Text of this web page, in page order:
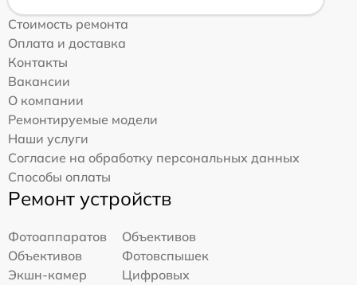
Стоимость ремонта
Оплата и доставка
Контакты
Вакансии
О компании
Ремонтируемые модели
Наши услуги
Согласие на обработку персональных данных
Способы оплаты
Ремонт устройств
Фотоаппаратов
Объективов
Объективов
Фотовспышек
Экшн-камер
Цифровых